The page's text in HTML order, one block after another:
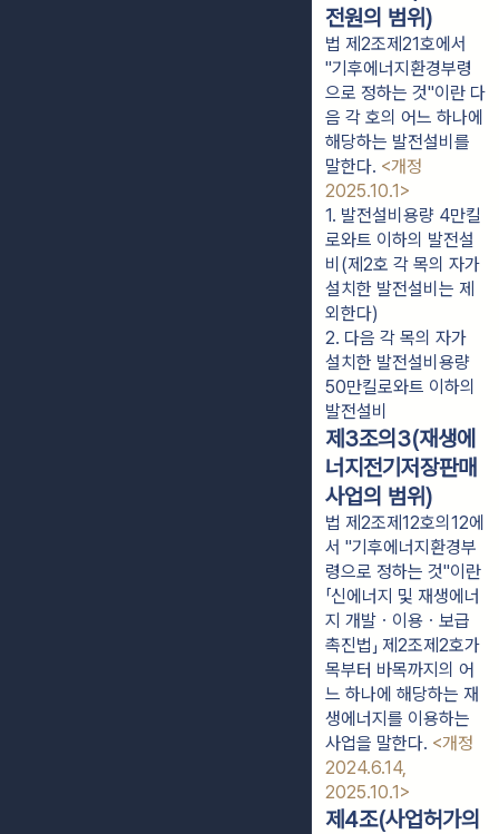
전원의 범위)
법 제2조제21호에서
"기후에너지환경부령
으로 정하는 것"이란 다
음 각 호의 어느 하나에
해당하는 발전설비를
말한다. <개정
2025.10.1>
1. 발전설비용량 4만킬
로와트 이하의 발전설
비(제2호 각 목의 자가
설치한 발전설비는 제
외한다)
2. 다음 각 목의 자가
설치한 발전설비용량
50만킬로와트 이하의
발전설비
제3조의3(재생에
너지전기저장판매
사업의 범위)
법 제2조제12호의12에
서 "기후에너지환경부
령으로 정하는 것"이란
「신에너지 및 재생에너
지 개발ㆍ이용ㆍ보급
촉진법」 제2조제2호가
목부터 바목까지의 어
느 하나에 해당하는 재
생에너지를 이용하는
사업을 말한다. <개정
2024.6.14,
2025.10.1>
제4조(사업허가의